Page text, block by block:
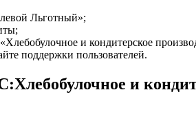
Льготный»;
и кондитерское
поддержки пользователей.
и